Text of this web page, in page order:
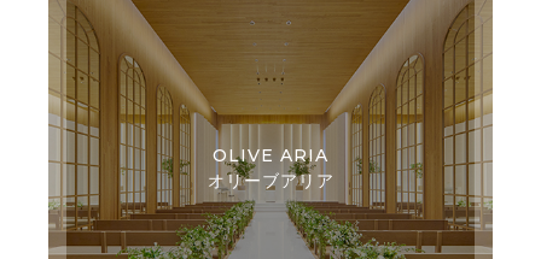
OLIVE ARIA
オリーブアリア